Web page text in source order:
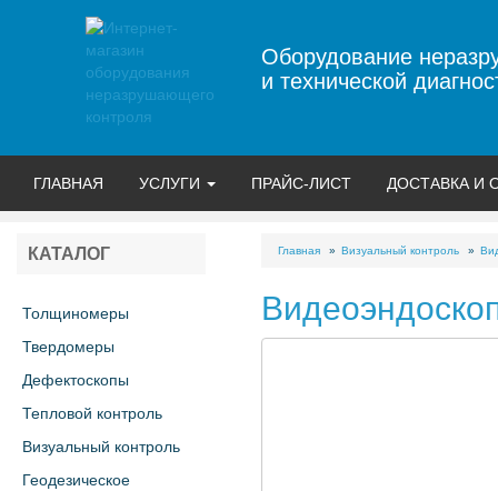
Оборудование
и технической
ГЛАВНАЯ УСЛУГИ ПРАЙС-ЛИСТ ДОСТАВКА И
КАТАЛОГ
Толщиномеры
Твердомеры
Дефектоскопы
Тепловой контроль
Визуальный контроль
Геодезическое
Главная Визуальный контроль